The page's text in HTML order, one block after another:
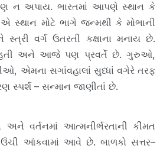
ન અપાય. ભારતમાં આપણે સ્થાન કે
સ્થાન મોટે ભાગે જન્મથી કે મોભાની
વર્ગ ઉતરતી કક્ષાના મનાય છે.
હતી અને આજે પણ પ્રવર્તે છે. ગુરુઓ,
એમના સગાંવહાલાં સુધ્ધાં વગેરે તરફ
– સન્માન જાણીતાં છે.
વર્તનમાં આત્મનીર્ભરતાની કીંમત
આંકવામાં આવે છે. બાળકો સત્તર–